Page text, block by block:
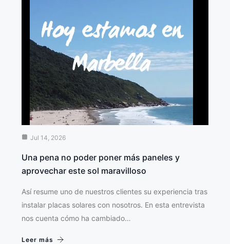
Jul 14, 2026
Una pena no poder poner más paneles y
aprovechar este sol maravilloso
Así resume uno de nuestros clientes su experiencia tras
instalar placas solares con nosotros. En esta entrevista
nos cuenta cómo ha cambiado…
Leer más